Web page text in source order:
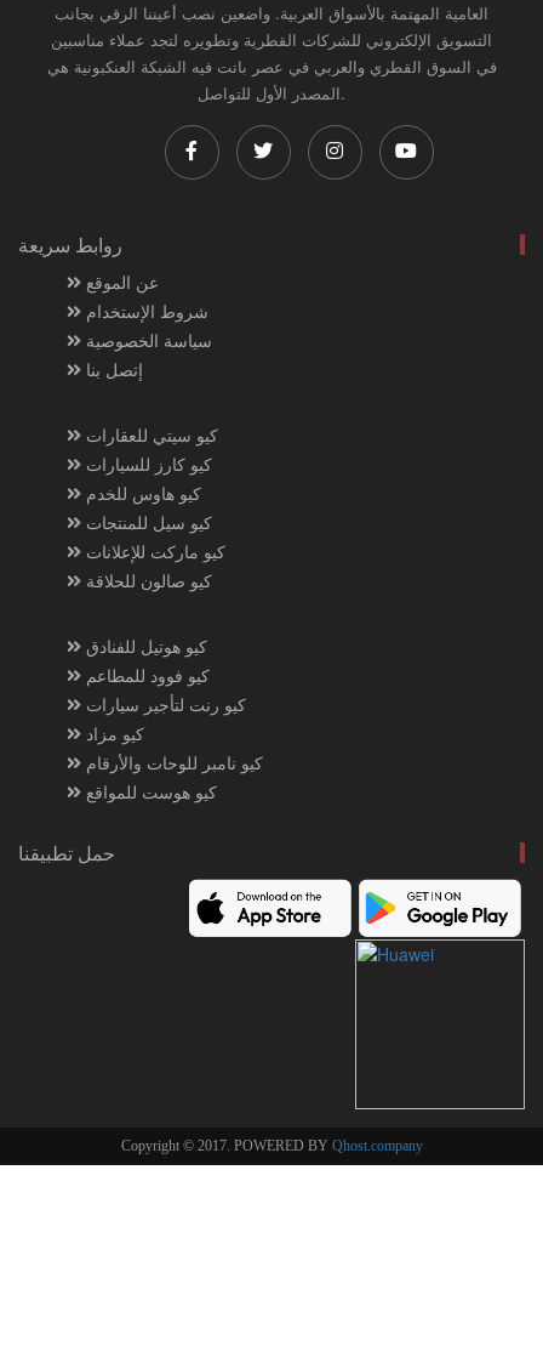
العامية المهتمة بالأسواق العربية. واضعين نصب أعيننا الرقي بجانب
التسويق الإلكتروني للشركات القطرية وتطويره لتجد عملاء مناسبين
في السوق القطري والعربي في عصر باتت فيه الشبكة العنكبونية هي
المصدر الأول للتواصل.
روابط سريعة
عن الموقع
شروط الإستخدام
سياسة الخصوصية
إتصل بنا
كيو سيتي للعقارات
كيو كارز للسيارات
كيو هاوس للخدم
كيو سيل للمنتجات
كيو ماركت للإعلانات
كيو صالون للحلاقة
كيو هوتيل للفنادق
كيو فوود للمطاعم
كيو رنت لتأجير سيارات
كيو مزاد
كيو نامبر للوحات والأرقام
كيو هوست للمواقع
حمل تطبيقنا
Copyright © 2017. POWERED BY Qhost.company